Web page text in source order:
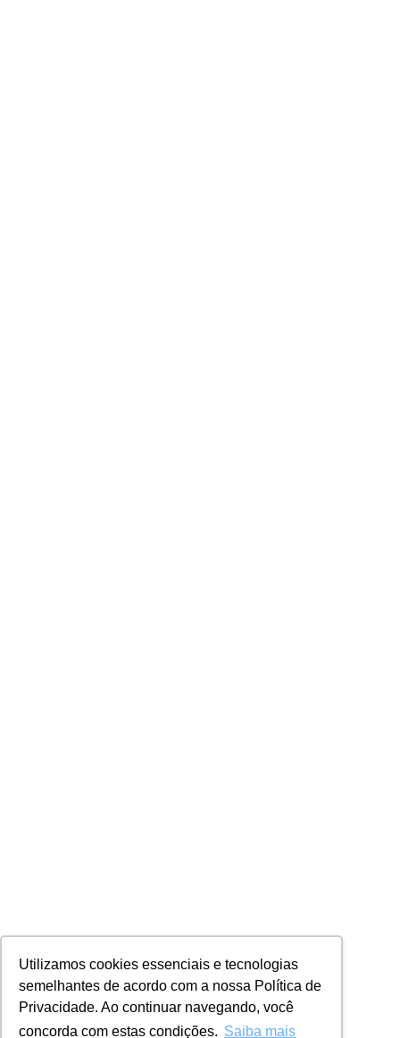
Utilizamos cookies essenciais e tecnologias
semelhantes de acordo com a nossa Política de
Privacidade. Ao continuar navegando, você
concorda com estas condições. Saiba mais